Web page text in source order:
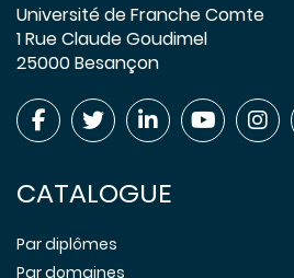
Université de Franche Comte
1 Rue Claude Goudimel
25000 Besançon
CATALOGUE
Par diplômes
Par domaines